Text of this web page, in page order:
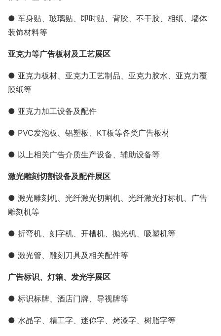
● 车身贴、玻璃贴、即时贴、背胶、不干胶、相纸、墙体
装饰材料等
亚克力等广告板材及工艺展区
● 亚克力板材、亚克力工艺制品、亚克力胶水、亚克力覆
膜纸等
● 亚克力加工设备及配件
● PVC发泡板、铝塑板、KT板等各类广告板材
● 以上相关广告介质生产设备、辅助设备等
激光雕刻切割设备及配件展区
● 激光雕刻机、光纤激光切割机、光纤激光打标机、广告
雕刻机等
● 折弯机、刻字机、开槽机、抛光机、吸塑机等
● 激光管、雕刻刀具及相关配件等
广告标识、灯箱、发光字展区
● 标识标牌、酒店门牌、导视牌等
● 水晶字、精工字、迷你字、烤漆字、树脂字等